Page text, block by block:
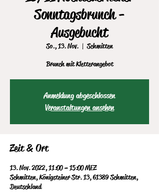
Sonntagsbrunch -
Ausgebucht
So., 13. Nov.
  |
Schmitten
Brunch mit Kletterangebot
Anmeldung abgeschlossen
Veranstaltungen ansehen
Zeit & Ort
13. Nov. 2022, 11:00 – 15:00 MEZ
Schmitten, Königsteiner Str. 13, 61389 Schmitten,
Deutschland